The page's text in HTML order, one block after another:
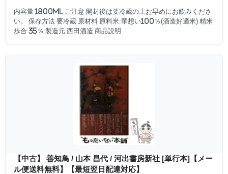
内容量 1800ml ご注意 開封後は要冷蔵の上お早めにお飲みくださ
い。 保存方法 要冷蔵 原材料 原料米:華想い100％(酒造好適米) 精米
歩合:35％ 製造元 西田酒造 商品説明
【中古】 善知鳥 / 山本 昌代 / 河出書房新社 [単行本]【メー
ル便送料無料】【最短翌日配達対応】